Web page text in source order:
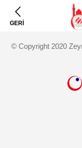
GERİ
© Copyright 2020